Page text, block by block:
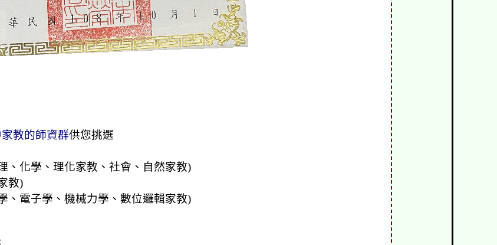
教的師資群供您挑選
化學、理化家教、社會、自然家教)
教)
電子學、機械力學、數位邏輯家教)